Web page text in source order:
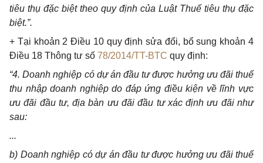
tiêu thụ đặc biệt theo quy định của Luật Thuế tiêu thụ đặc
biệt.”.
+ Tại khoản 2 Điều 10 quy định sửa đổi, bổ sung khoản 4
Điều 18 Thông tư số 78/2014/TT-BTC quy định:
“4. Doanh nghiệp có dự án đầu tư được hưởng ưu đãi thuế
thu nhập doanh nghiệp do đáp ứng điều kiện về lĩnh vực
ưu đãi đầu tư, địa bàn ưu đãi đầu tư xác định ưu đãi như
sau:
...
b) Doanh nghiệp có dự án đầu tư được hưởng ưu đãi thuế